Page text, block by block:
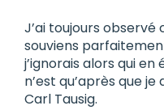
J’ai toujours
souviens
j’ignorais alors qui
n’est qu’après que je
Carl Tausig.